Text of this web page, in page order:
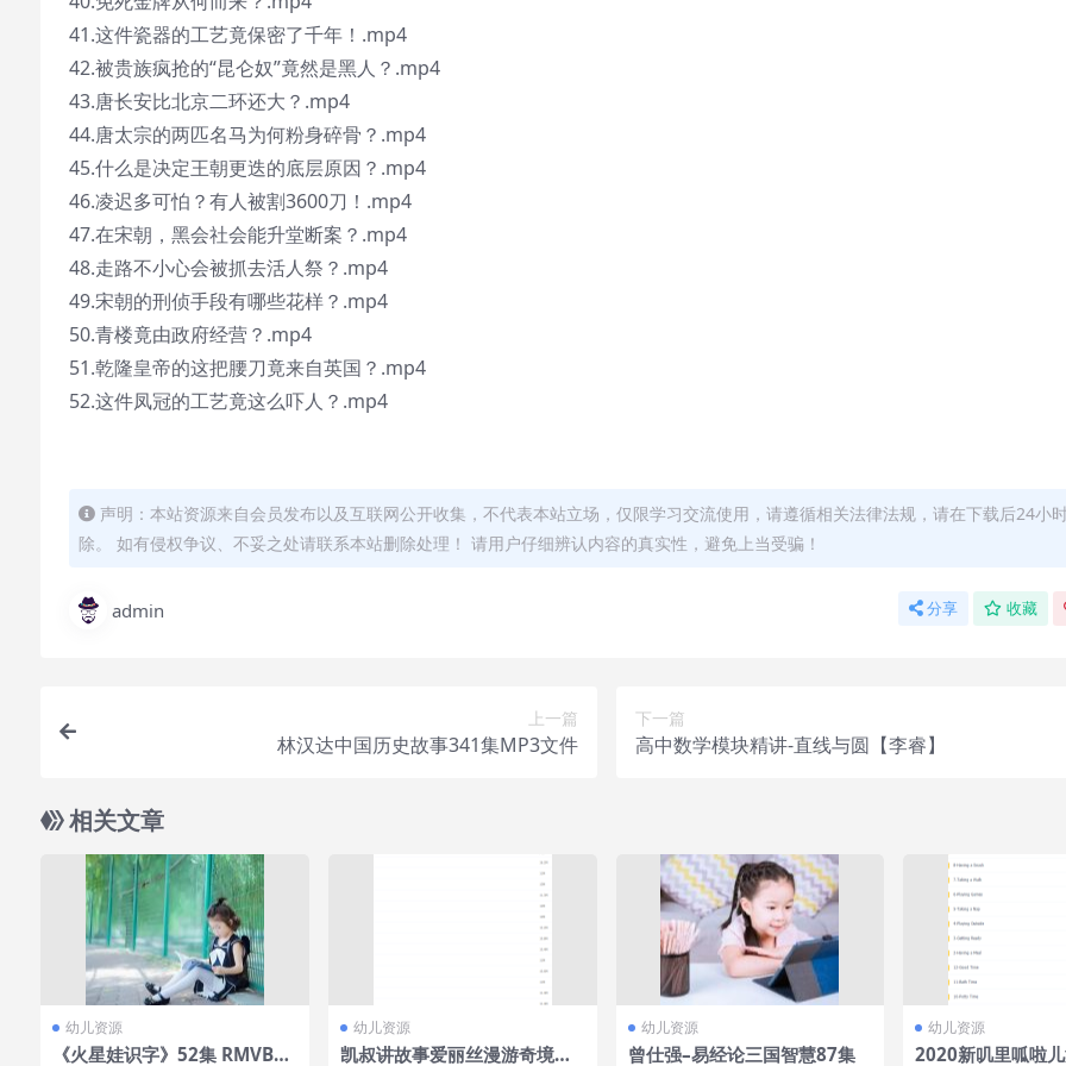
41.这件瓷器的工艺竟保密了千年！.mp4
42.被贵族疯抢的“昆仑奴”竟然是黑人？.mp4
43.唐长安比北京二环还大？.mp4
44.唐太宗的两匹名马为何粉身碎骨？.mp4
45.什么是决定王朝更迭的底层原因？.mp4
46.凌迟多可怕？有人被割3600刀！.mp4
47.在宋朝，黑会社会能升堂断案？.mp4
48.走路不小心会被抓去活人祭？.mp4
49.宋朝的刑侦手段有哪些花样？.mp4
50.青楼竟由政府经营？.mp4
51.乾隆皇帝的这把腰刀竟来自英国？.mp4
52.这件凤冠的工艺竟这么吓人？.mp4
声明：本站资源来自会员发布以及互联网公开收集，不代表本站立场，仅限学习交流使用，请遵循相关法律法规，请在下载后24小
除。 如有侵权争议、不妥之处请联系本站删除处理！ 请用户仔细辨认内容的真实性，避免上当受骗！
admin 分享 收藏
上一篇
林汉达中国历史故事341集MP3文件
下一篇
高中数学模块精讲-直线与圆【李睿】
相关文章
幼儿资源
《火星娃识字》52集 RMVB格
幼儿资源
凯叔讲故事爱丽丝漫游奇境音
幼儿资源
曾仕强–易经论三国智慧87集
幼儿资源
2020新叽里呱啦